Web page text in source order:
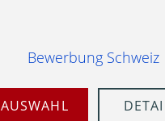
Bewerbung Schweiz
AUSWAHL